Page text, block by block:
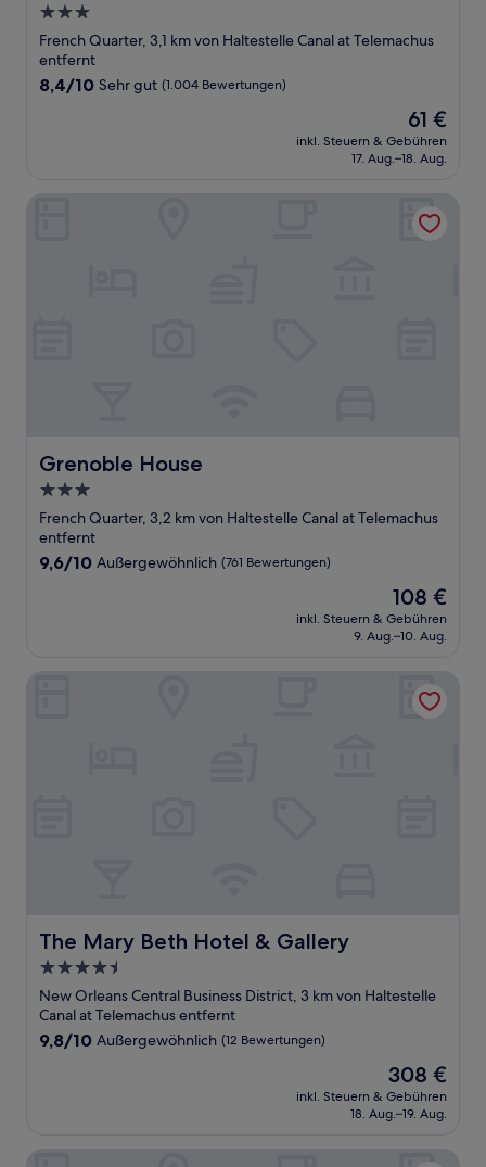
3.0-
Sterne-
Unterkunft
French Quarter, 3,1 km von Haltestelle Canal at Telemachus
entfernt
8.4
Bewertungen)
8,4/10 Sehr gut (1.004 Bewertungen)
Der
Preis
beträgt
61 €
inkl. Steuern & Gebühren
17. Aug.–18. Aug.
Grenoble House
Grenoble House
3.0-
Sterne-
Unterkunft
French Quarter, 3,2 km von Haltestelle Canal at Telemachus
entfernt
9.6
9,6/10 Außergewöhnlich (761 Bewertungen)
Der
Preis
beträgt
108 €
inkl. Steuern & Gebühren
9. Aug.–10. Aug.
The Mary Beth Hotel & Gallery
The Mary Beth Hotel & Gallery
4.5-
Sterne-
Unterkunft
New Orleans Central Business District, 3 km von Haltestelle
Canal at Telemachus entfernt
9.8
9,8/10 Außergewöhnlich (12 Bewertungen)
Der
Preis
beträgt
308 €
inkl. Steuern & Gebühren
18. Aug.–19. Aug.